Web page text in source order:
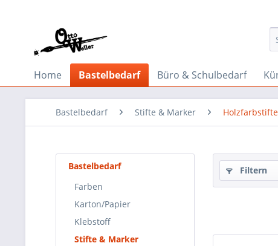
Home Bastelbedarf Büro & Schulbedarf
Bastelbedarf Stifte & Marker Holzfarbstifte
Bastelbedarf
Farben
Karton/Papier
Klebstoff
Stifte & Marker
Filtern